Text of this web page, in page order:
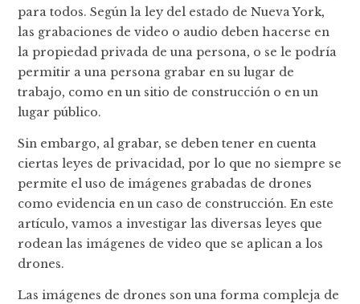
para todos. Según la ley del estado de Nueva York,
las grabaciones de video o audio deben hacerse en
la propiedad privada de una persona, o se le podría
permitir a una persona grabar en su lugar de
trabajo, como en un sitio de construcción o en un
lugar público.
Sin embargo, al grabar, se deben tener en cuenta
ciertas leyes de privacidad, por lo que no siempre se
permite el uso de imágenes grabadas de drones
como evidencia en un caso de construcción. En este
artículo, vamos a investigar las diversas leyes que
rodean las imágenes de video que se aplican a los
drones.
Las imágenes de drones son una forma compleja de